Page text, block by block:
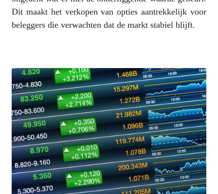
Dit maakt het verkopen van opties aantrekkelijk voor
beleggers die verwachten dat de markt stabiel blijft.